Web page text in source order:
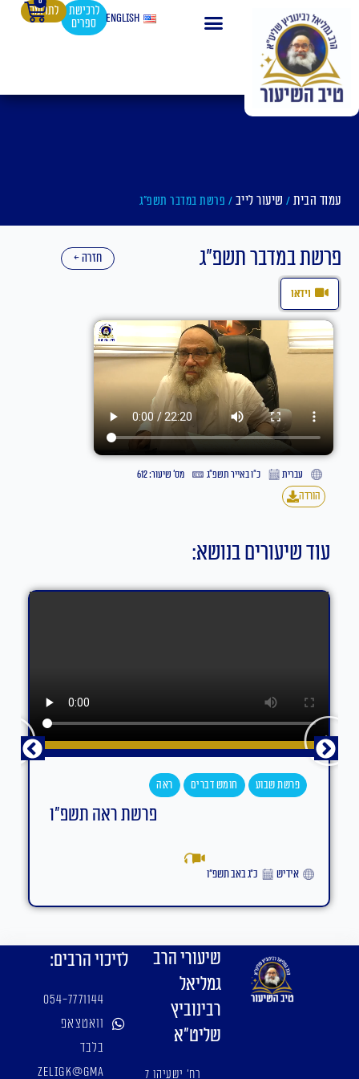
English
לרכישת
ספרים
לתרומה
עגלת
עמוד הבית/ שיעור לייב / פרשת במדבר תשפ"ג
פרשת במדבר תשפ"ג חזרה ←
וידאו
עברית כ״ו באייר תשפ״ג
מס' שיעור: 612
הורדה
עוד שיעורים בנושא:
פרשת שבוע חומש דברים ראה
פרשת ראה תשפ"ו
אידיש כ״ג באב תשפ״ו
שיעורי הרב
גמליאל
רבינוביץ
שליט"א
רח' ישעיהו 7
לזיכוי הרבים:
054-7771144
וואטצאפ
בלבד
zeligk@gma